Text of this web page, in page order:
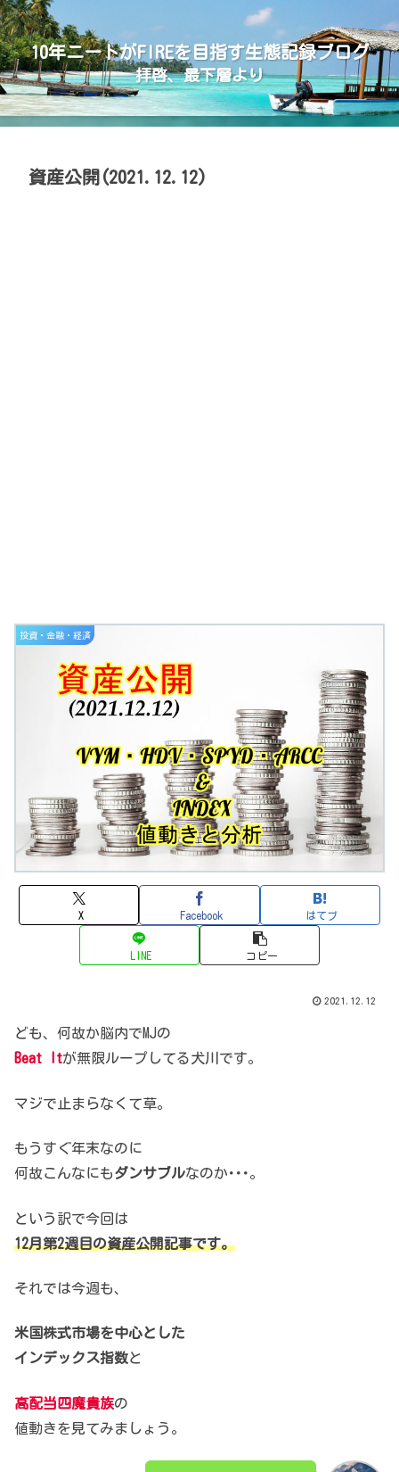
10年ニートがFIREを目指す生態記録ブログ
拝啓、最下層より
資産公開(2021.12.12)
投資・金融・経済
X Facebook はてブ
LINE コピー
2021.12.12
ども、何故か脳内でMJの
Beat Itが無限ループしてる犬川です。
マジで止まらなくて草。
もうすぐ年末なのに
何故こんなにもダンサブルなのか･･･。
という訳で今回は
12月第2週目の資産公開記事です。
それでは今週も、
米国株式市場を中心とした
インデックス指数と
高配当四魔貴族の
値動きを見てみましょう。